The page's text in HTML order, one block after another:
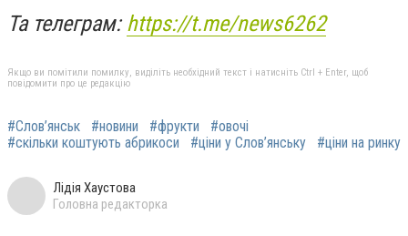
Та телеграм:https://t.me/news6262
Якщо ви помітили помилку, виділіть необхідний текст і натисніть Ctrl + Enter, щоб
повідомити про це редакцію
#Слов’янськ #новини #фрукти
#овочі
#скільки коштують абрикоси
#ціни у Слов’янську #ціни на ринку
Лідія Хаустова
Головна редакторка